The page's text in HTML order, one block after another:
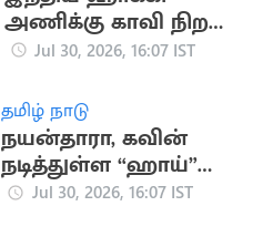
அணிக்கு காவி நிற
ஜெர்சி
Jul 30, 2026, 16:07 IST
தமிழ் நாடு
நயன்தாரா, கவின்
நடித்துள்ள “ஹாய்”
படத்தின் 3வது
Jul 30, 2026, 16:07 IST